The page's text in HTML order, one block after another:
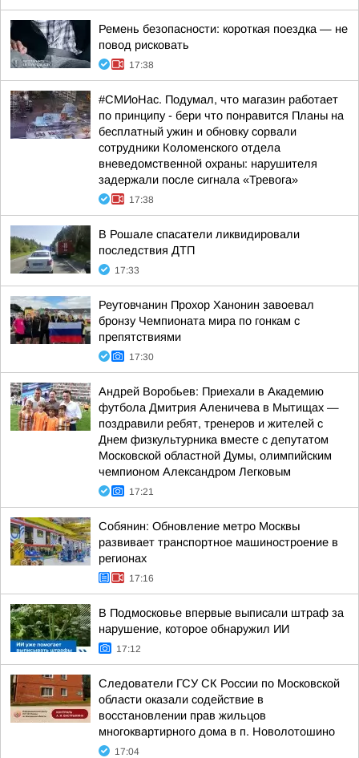
Ремень безопасности: короткая поездка — не
повод рисковать
17:38
#СМИоНас. Подумал, что магазин работает
по принципу - бери что понравится Планы на
бесплатный ужин и обновку сорвали
сотрудники Коломенского отдела
вневедомственной охраны: нарушителя
задержали после сигнала «Тревога»
17:38
В Рошале спасатели ликвидировали
последствия ДТП
17:33
Реутовчанин Прохор Ханонин завоевал
бронзу Чемпионата мира по гонкам с
препятствиями
17:30
Андрей Воробьев: Приехали в Академию
футбола Дмитрия Аленичева в Мытищах —
поздравили ребят, тренеров и жителей с
Днем физкультурника вместе с депутатом
Московской областной Думы, олимпийским
чемпионом Александром Легковым
17:21
Собянин: Обновление метро Москвы
развивает транспортное машиностроение в
регионах
17:16
В Подмосковье впервые выписали штраф за
нарушение, которое обнаружил ИИ
17:12
Следователи ГСУ СК России по Московской
области оказали содействие в
восстановлении прав жильцов
многоквартирного дома в п. Новолотошино
17:04